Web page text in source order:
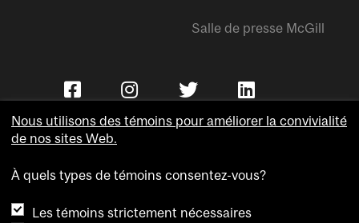
Salle de presse McGill
Accessibilité
Nous utilisons des témoins pour améliorer la convivialité
de nos sites Web.
À quels types de témoins consentez-vous?
Les témoins strictement nécessaires